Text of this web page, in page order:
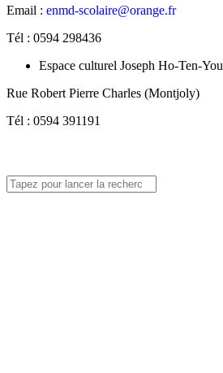
Email : enmd-scolaire@orange.fr
Tél : 0594 298436
Espace culturel Joseph Ho-Ten-You
Rue Robert Pierre Charles (Montjoly)
Tél : 0594 391191